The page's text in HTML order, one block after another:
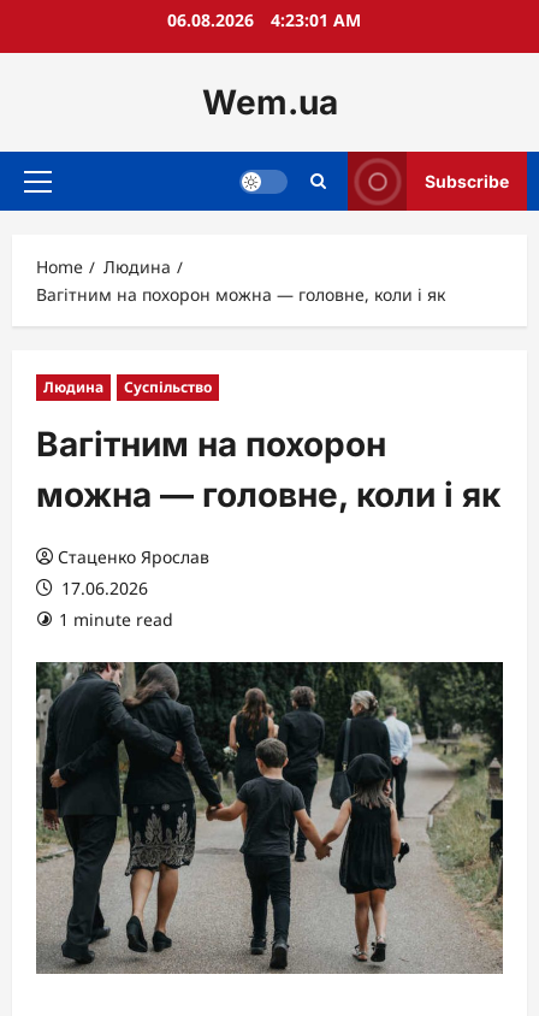
06.08.2026 4:23:03 AM
Wem.ua
Primary
Subscribe
Home
Людина
Вагітним на похорон можна — головне, коли і як
Людина Суспільство
Вагітним на похорон
можна — головне, коли і як
Стаценко Ярослав
17.06.2026
1 minute read